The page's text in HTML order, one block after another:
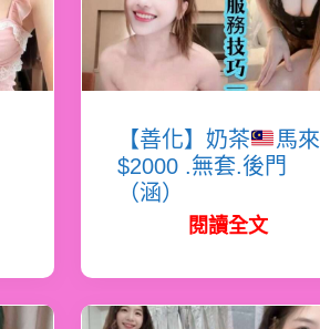
【善化】奶茶
馬來
$2000 .無套.後門
（涵）
閱讀全文